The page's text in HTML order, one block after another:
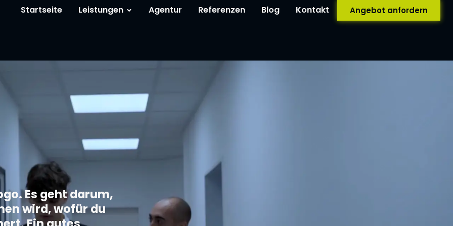
Startseite Leistungen Agentur Referenzen Blog Kontakt Angebot anfordern
Es geht darum,
wird, wofür du